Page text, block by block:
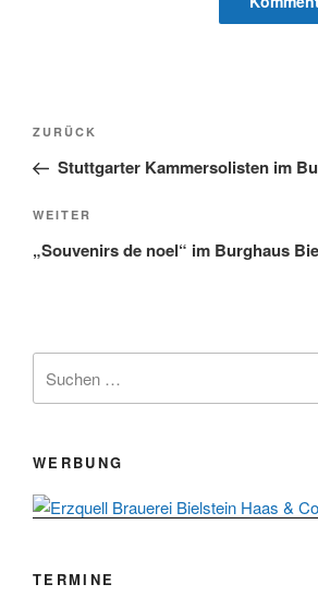
Beitragsnavigation
Vorheriger
Beitrag
ZURÜCK
Stuttgarter Kammersolisten im
Nächster
Beitrag
WEITER
„Souvenirs de noel“ im Burghaus
nach:
WERBUNG
TERMINE